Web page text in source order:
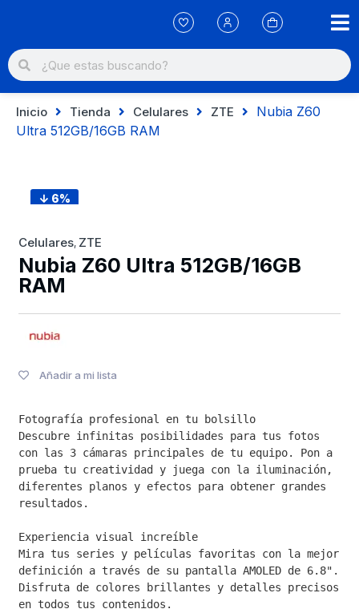
Inicio Tienda Celulares ZTE
Nubia Z60
Ultra 512GB/16GB RAM
↓ 6%
Celulares, ZTE
Nubia Z60 Ultra 512GB/16GB
RAM
Añadir a mi lista
Fotografía profesional en tu bolsillo
Descubre infinitas posibilidades para tus fotos
con las 3 cámaras principales de tu equipo. Pon a
prueba tu creatividad y juega con la iluminación,
diferentes planos y efectos para obtener grandes
resultados.
Experiencia visual increíble
Mira tus series y películas favoritas con la mejor
definición a través de su pantalla AMOLED de 6.8".
Disfruta de colores brillantes y detalles precisos
en todos tus contenidos.